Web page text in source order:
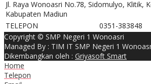
Jl. Raya Wonoasri No.78, Sidomulyo, Klitik,
Kabupaten Madiun
TELEPON
0351-383848
Copyright © SMP Negeri 1 Wonoasri
Managed By : TIM IT SMP Negeri 1
Dikembangkan oleh : Griyasoft Smart
Home
Telepon